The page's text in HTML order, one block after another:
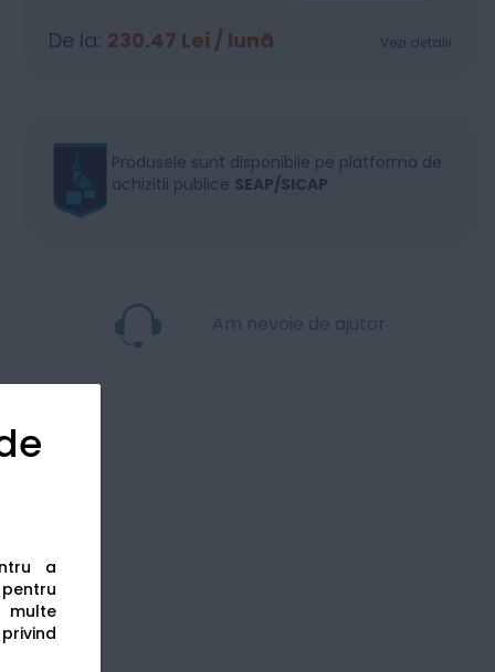
a
multe
De la: 230.47 Lei / lună Vezi detalii
Produsele sunt disponibile pe platforma de
achizitii publice SEAP/SICAP
Am nevoie de ajutor